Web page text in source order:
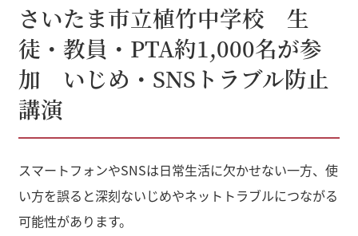
さいたま市立植竹中学校 生
徒・教員・PTA約1,000名が参
加 いじめ・SNSトラブル防止
講演
スマートフォンやSNSは日常生活に欠かせない一方、使
い方を誤ると深刻ないじめやネットトラブルにつながる
可能性があります。